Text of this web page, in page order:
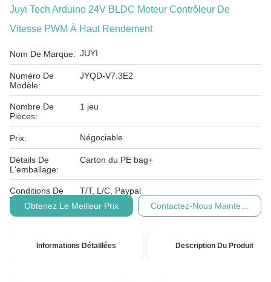
Juyi Tech Arduino 24V BLDC Moteur Contrôleur De
Vitesse PWM À Haut Rendement
Nom De Marque: JUYI
Numéro De
Modèle:
JYQD-V7.3E2
Nombre De
Pièces:
1 jeu
Prix: Négociable
Détails De
L'emballage:
Carton du PE bag+
Conditions De
Paiement:
T/T, L/C, Paypal
Obtenez Le Meilleur Prix
Contactez-Nous Maintenant
Informations Détaillées Description Du Produit